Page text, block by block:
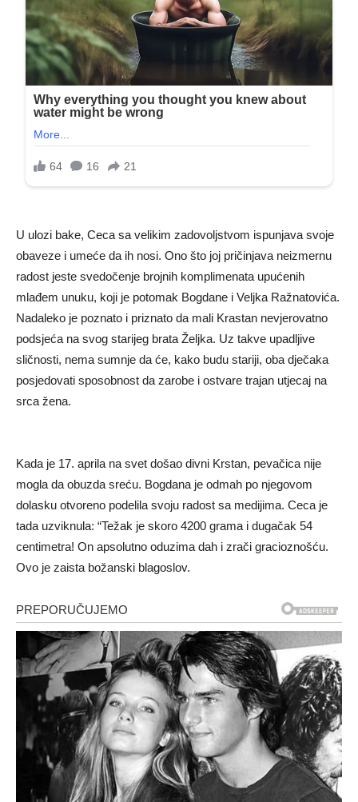
U ulozi bake, Ceca sa velikim zadovoljstvom ispunjava svoje
obaveze i umeće da ih nosi. Ono što joj pričinjava neizmernu
radost jeste svedočenje brojnih komplimenata upućenih
mlađem unuku, koji je potomak Bogdane i Veljka Ražnatovića.
Nadaleko je poznato i priznato da mali Krastan nevjerovatno
podsjeća na svog starijeg brata Željka. Uz takve upadljive
sličnosti, nema sumnje da će, kako budu stariji, oba dječaka
posjedovati sposobnost da zarobe i ostvare trajan utjecaj na
srca žena.
Kada je 17. aprila na svet došao divni Krstan, pevačica nije
mogla da obuzda sreću. Bogdana je odmah po njegovom
dolasku otvoreno podelila svoju radost sa medijima. Ceca je
tada uzviknula: “Težak je skoro 4200 grama i dugačak 54
centimetra! On apsolutno oduzima dah i zrači gracioznošću.
Ovo je zaista božanski blagoslov.